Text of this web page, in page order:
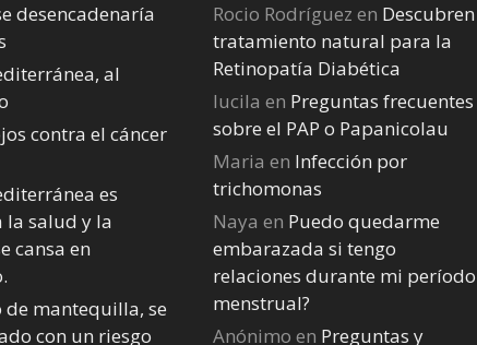
desencadenaría
al
contra el cáncer
es
la salud y la
cansa en
de mantequilla, se
con un riesgo
Rocio Rodríguez en Descubren
tratamiento natural para la
Retinopatía Diabética
lucila en Preguntas frecuentes
sobre el PAP o Papanicolau
Maria en Infección por
trichomonas
Naya en Puedo quedarme
embarazada si tengo
relaciones durante mi perí­odo
menstrual?
Anónimo en Preguntas y